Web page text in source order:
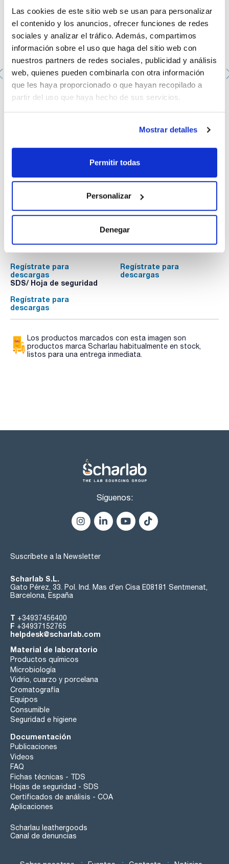
Las cookies de este sitio web se usan para personalizar
el contenido y los anuncios, ofrecer funciones de redes
sociales y analizar el tráfico. Además, compartimos
información sobre el uso que haga del sitio web con
nuestros partners de redes sociales, publicidad y análisis
web, quienes pueden combinarla con otra información
que les haya proporcionado o que hayan recopilado a
partir del uso que haya hecho de sus servicios.
Mostrar detalles
Permitir todas
Personalizar
Denegar
Asa de siembra de 1µl fabricada en PS. SCHARLAU.
Estéril. Embolsada en peel-packs de 20 unidades con
número de lote y fecha de caducidad. Se entrega con
Disponibilidad
Comprar
Documentación técnica
Regístrate para
descargas
Regístrate para
descargas
SDS/ Hoja de seguridad
Regístrate para
descargas
Los productos marcados con esta imagen son
productos marca Scharlau habitualmente en stock,
listos para una entrega inmediata.
Síguenos:
Suscríbete a la Newsletter
Scharlab S.L.
Gato Pérez, 33. Pol. Ind. Mas d’en Cisa E08181 Sentmenat,
Barcelona, España
T +34937456400
F +34937152765
helpdesk@scharlab.com
Material de laboratorio
Productos químicos
Microbiología
Vidrio, cuarzo y porcelana
Cromatografía
Equipos
Consumible
Seguridad e higiene
Documentación
Publicaciones
Videos
FAQ
Fichas técnicas - TDS
Hojas de seguridad - SDS
Certificados de análisis - COA
Aplicaciones
Scharlau leathergoods
Canal de denuncias